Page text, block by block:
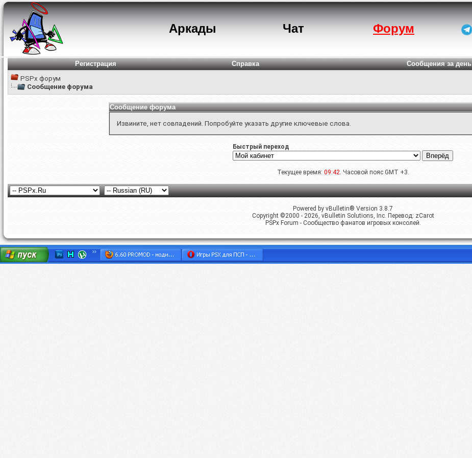
Аркады Чат Форум
Регистрация Справка Сообщения за день
PSPx форум
Сообщение форума
Сообщение форума
Извините, нет совпадений. Попробуйте указать другие ключевые слова.
Быстрый переход
Текущее время: 09:42. Часовой пояс GMT +3.
Powered by vBulletin® Version 3.8.7
Copyright ©2000 - 2026, vBulletin Solutions, Inc. Перевод: zCarot
PSPx Forum - Сообщество фанатов игровых консолей.